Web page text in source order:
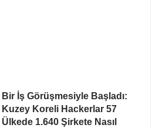
Bir İş Görüşmesiyle Başladı:
Kuzey Koreli Hackerlar 57
Ülkede 1.640 Şirkete Nasıl